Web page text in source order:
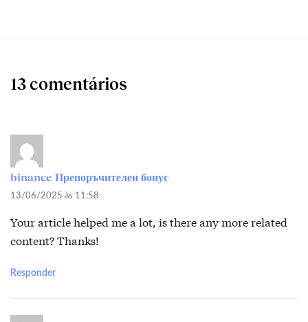
13 comentários
binance Препоръчителен бонус
13/06/2025 às 11:58
Your article helped me a lot, is there any more related
content? Thanks!
Responder